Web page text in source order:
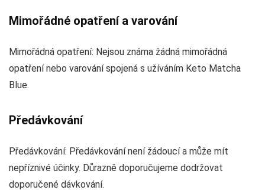
Mimořádné opatření a varování
Mimořádná opatření: Nejsou známa žádná mimořádná
opatření nebo varování spojená s užíváním Keto Matcha
Blue.
Předávkování
Předávkování: Předávkování není žádoucí a může mít
nepříznivé účinky. Důrazně doporučujeme dodržovat
doporučené dávkování.